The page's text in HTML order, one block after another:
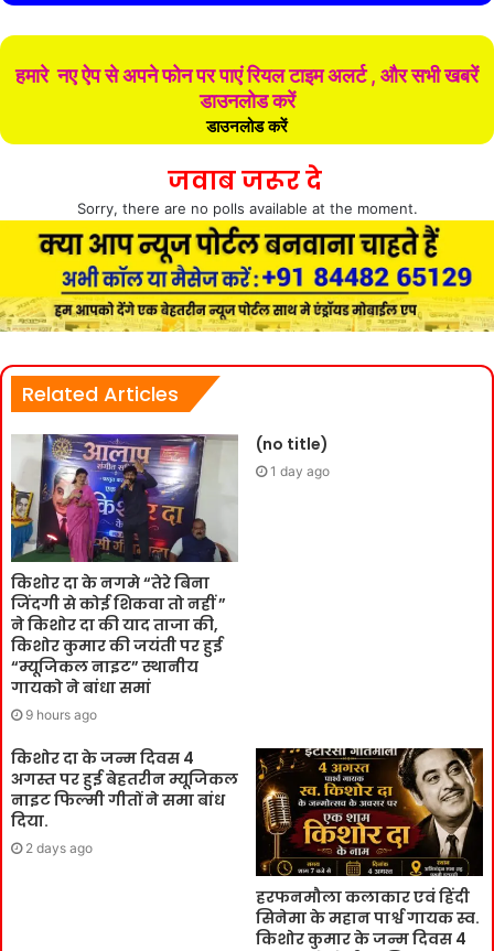
हमारे नए ऐप से अपने फोन पर पाएं रियल टाइम अलर्ट , और सभी खबरें
डाउनलोड करें
डाउनलोड करें
जवाब जरूर दे
Sorry, there are no polls available at the moment.
Related Articles
किशोर दा के नगमे “तेरे बिना
जिंदगी से कोई शिकवा तो नहीं ”
ने किशोर दा की याद ताजा की,
किशोर कुमार की जयंती पर हुई
“म्यूजिकल नाइट” स्थानीय
गायको ने बांधा समां
9 hours ago
(no title)
1 day ago
किशोर दा के जन्म दिवस 4
अगस्त पर हुई बेहतरीन म्यूजिकल
नाइट फिल्मी गीतों ने समा बांध
दिया.
2 days ago
हरफनमौला कलाकार एवं हिंदी
सिनेमा के महान पार्श्व गायक स्व.
किशोर कुमार के जन्म दिवस 4